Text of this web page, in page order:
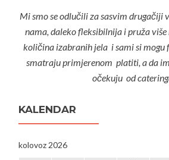
Mi smo se odlučili za sasvim drugačiji
nama, daleko fleksibilnija i pruža
količina izabranih jela i sami si
smatraju primjerenom platiti, a da
očekuju od
KALENDAR
kolovoz 2026